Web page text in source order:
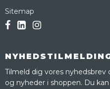
Sitemap
Tilmeld dig vores
og nyheder i shoppen. Du